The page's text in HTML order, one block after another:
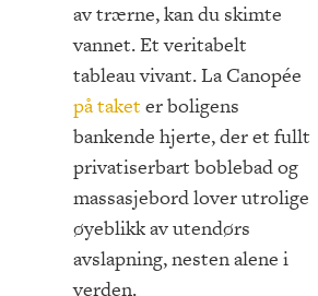
av trærne, kan du skimte
vannet. Et veritabelt
tableau vivant. La Canopée
på taket er boligens
bankende hjerte, der et fullt
privatiserbart boblebad og
massasjebord lover utrolige
øyeblikk av utendørs
avslapning, nesten alene i
verden.